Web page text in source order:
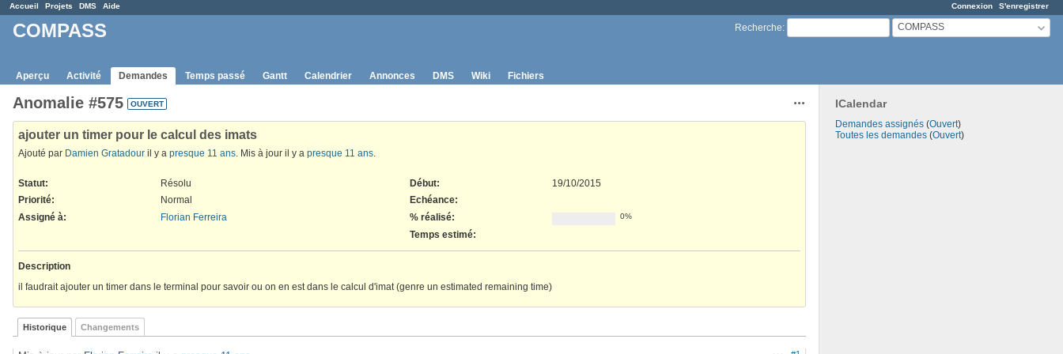
Connexion S'enregistrer
Accueil Projets DMS Aide
Recherche: COMPASS
COMPASS
Aperçu Activité Demandes Temps passé Gantt Calendrier Annonces DMS Wiki Fichiers
ICalendar
Demandes assignés (Ouvert)
Toutes les demandes (Ouvert)
Anomalie #575 OUVERT
ajouter un timer pour le calcul des imats
Ajouté par Damien Gratadour il y a presque 11 ans. Mis à jour il y a presque 11 ans.
Statut:
Résolu
Priorité:
Normal
Assigné à:
Florian Ferreira
Début:
19/10/2015
Echéance:
% réalisé:
0%
Temps estimé:
Description
il faudrait ajouter un timer dans le terminal pour savoir ou on en est dans le calcul d'imat (genre un estimated remaining time)
Historique Changements